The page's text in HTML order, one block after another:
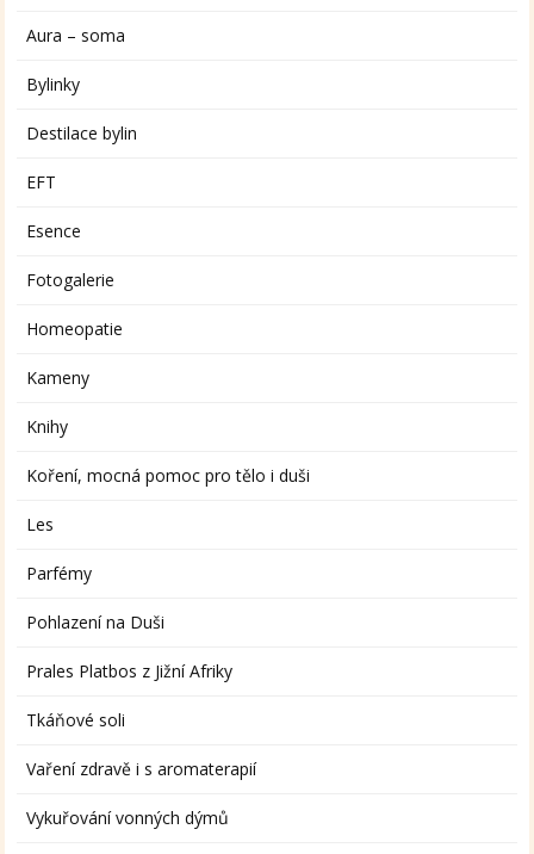
Aura – soma
Bylinky
Destilace bylin
EFT
Esence
Fotogalerie
Homeopatie
Kameny
Knihy
Koření, mocná pomoc pro tělo i duši
Les
Parfémy
Pohlazení na Duši
Prales Platbos z Jižní Afriky
Tkáňové soli
Vaření zdravě i s aromaterapií
Vykuřování vonných dýmů